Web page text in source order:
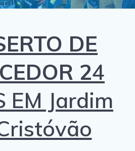
DE
24
EM Jardim